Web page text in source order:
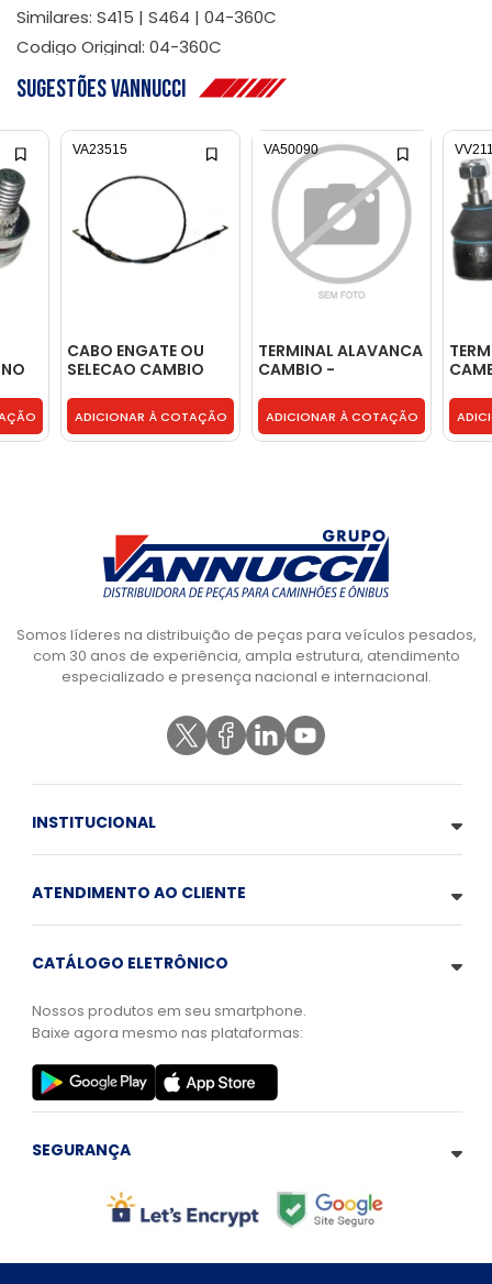
Similares: S415 | S464 | 04-360C
Codigo Original: 04-360C
Sugestões Vannucci
CABO ENGATE OU
SELECAO CAMBIO
6932600251
ADICIONAR À COTAÇÃO
VA23515
TERMINAL ALAVANCA
CAMBIO -
ADICIONAR À COTAÇÃO
VA50090
Somos líderes na distribuição de peças para veículos pesados,
com 30 anos de experiência, ampla estrutura, atendimento
especializado e presença nacional e internacional.
INSTITUCIONAL
ATENDIMENTO AO CLIENTE
CATÁLOGO ELETRÔNICO
Nossos produtos em seu smartphone.
Baixe agora mesmo nas plataformas:
SEGURANÇA